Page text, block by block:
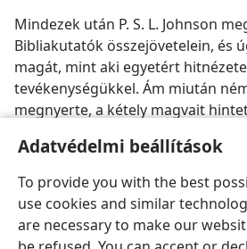
Adatvédelmi beállítások
To provide you with the best
use cookies and similar
are necessary to make our
Mindezek után P. S. L. Johnson
Bibliakutatók összejövetelein, és
magát, mint aki egyetért
tevékenységükkel. Ám miután
megnyerte, a kétely magvait
rosszallotta azt —mígnema
módon megingott. Levelezés, sőt
által, megpróbálta befolyása alá
nemcsak az Egyesült
Jamaicában, Európában és